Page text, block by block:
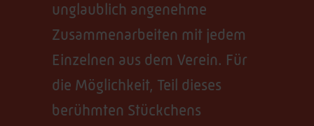
unglaublich angenehme
Zusammenarbeiten mit jedem
Einzelnen aus dem Verein. Für
die Möglichkeit, Teil dieses
berühmten Stückchens